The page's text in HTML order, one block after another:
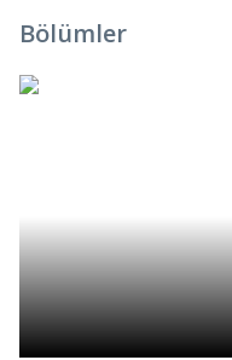
Bölümler